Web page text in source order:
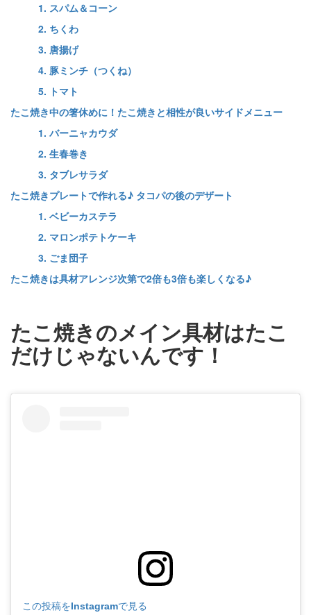
1. スパム＆コーン
2. ちくわ
3. 唐揚げ
4. 豚ミンチ（つくね）
5. トマト
たこ焼き中の箸休めに！たこ焼きと相性が良いサイドメニュー
1. バーニャカウダ
2. 生春巻き
3. タブレサラダ
たこ焼きプレートで作れる♪ タコパの後のデザート
1. ベビーカステラ
2. マロンポテトケーキ
3. ごま団子
たこ焼きは具材アレンジ次第で2倍も3倍も楽しくなる♪
たこ焼きのメイン具材はたこ
だけじゃないんです！
この投稿をInstagramで見る